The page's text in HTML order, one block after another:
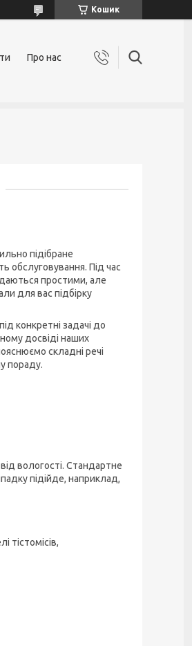
Кошик
Про нас
підібране
обслуговування. Під час
простими, але
для вас підбірку
конкретні задачі до
досвіді наших
складні речі
пораду.
вологості. Стандартне
підійде, наприклад,
тістомісів,